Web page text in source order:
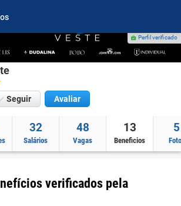
Perfil verificado
Seguir Avaliar
32
Salários
48
Vagas
13
Beneficios
5
verificados pela